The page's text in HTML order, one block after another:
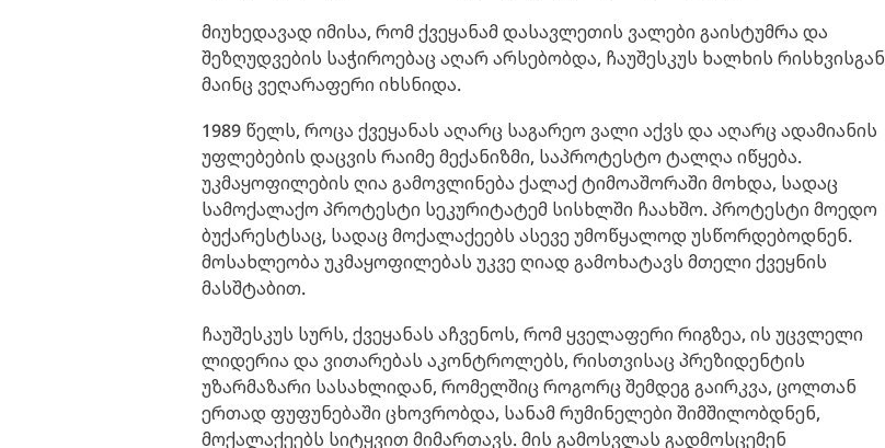
მიუხედავად იმისა, რომ ქვეყანამ დასავლეთის ვალები გაისტუმრა და
შეზღუდვების საჭიროებაც აღარ არსებობდა, ჩაუშესკუს ხალხის რისხვისგან
მაინც ვეღარაფერი იხსნიდა.
1989 წელს, როცა ქვეყანას აღარც საგარეო ვალი აქვს და აღარც ადამიანის
უფლებების დაცვის რაიმე მექანიზმი, საპროტესტო ტალღა იწყება.
უკმაყოფილების ღია გამოვლინება ქალაქ ტიმოაშორაში მოხდა, სადაც
სამოქალაქო პროტესტი სეკურიტატემ სისხლში ჩაახშო. პროტესტი მოედო
ბუქარესტსაც, სადაც მოქალაქეებს ასევე უმოწყალოდ უსწორდებოდნენ.
მოსახლეობა უკმაყოფილებას უკვე ღიად გამოხატავს მთელი ქვეყნის
მასშტაბით.
ჩაუშესკუს სურს, ქვეყანას აჩვენოს, რომ ყველაფერი რიგზეა, ის უცვლელი
ლიდერია და ვითარებას აკონტროლებს, რისთვისაც პრეზიდენტის
უზარმაზარი სასახლიდან, რომელშიც როგორც შემდეგ გაირკვა, ცოლთან
ერთად ფუფუნებაში ცხოვრობდა, სანამ რუმინელები შიმშილობდნენ,
მოქალაქეებს სიტყვით მიმართავს. მის გამოსვლას გადმოსცემენ